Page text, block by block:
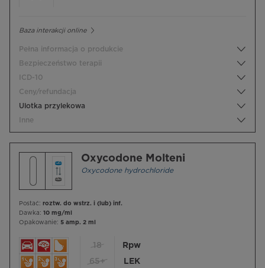
Baza interakcji online
Pełna informacja o produkcie
Bezpieczeństwo terapii
ICD-10
Ceny/refundacja
Ulotka przylekowa
Inne
Oxycodone Molteni
Oxycodone hydrochloride
Postać: roztw. do wstrz. i (lub) inf.
Dawka: 10 mg/ml
Opakowanie: 5 amp. 2 ml
18
65+
Rpw
LEK